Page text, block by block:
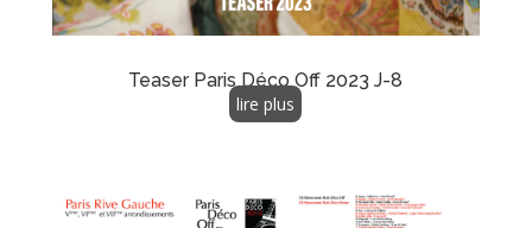
Teaser Paris Déco Off 2023 J-8
lire plus